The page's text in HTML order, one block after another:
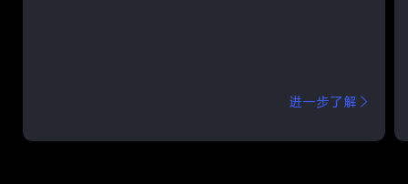
进一步了解